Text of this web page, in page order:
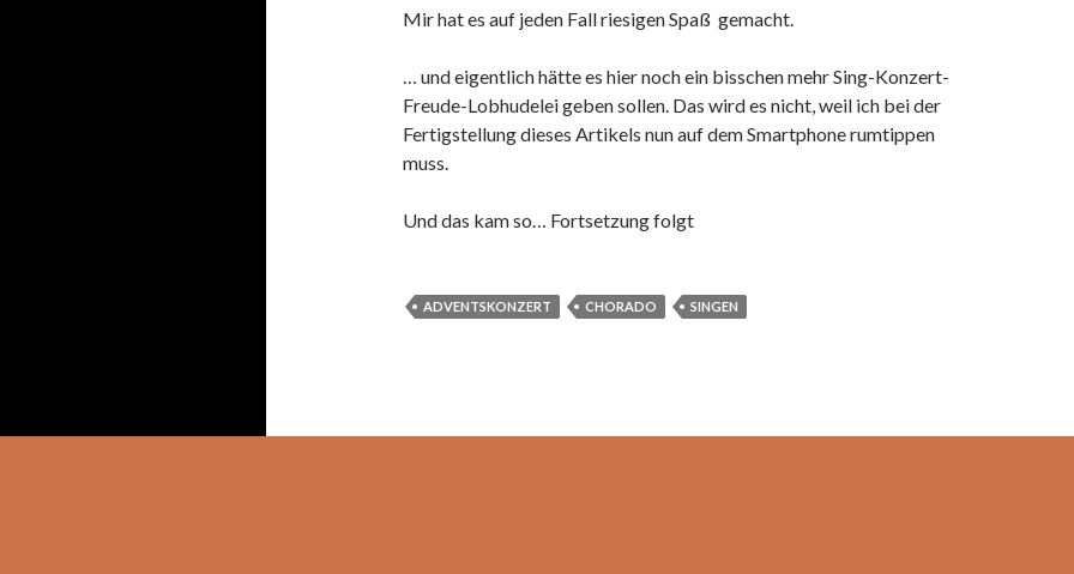
Mir hat es auf jeden Fall riesigen Spaß gemacht.
… und eigentlich hätte es hier noch ein bisschen mehr Sing-Konzert-
Freude-Lobhudelei geben sollen. Das wird es nicht, weil ich bei der
Fertigstellung dieses Artikels nun auf dem Smartphone rumtippen
muss.
Und das kam so… Fortsetzung folgt
ADVENTSKONZERT CHORADO SINGEN